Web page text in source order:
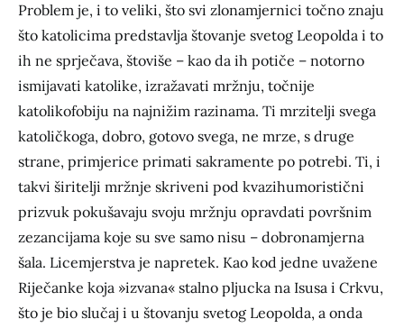
Problem je, i to veliki, što svi zlonamjernici točno znaju
što katolicima predstavlja štovanje svetog Leopolda i to
ih ne sprječava, štoviše – kao da ih potiče – notorno
ismijavati katolike, izražavati mržnju, točnije
katolikofobiju na najnižim razinama. Ti mrzitelji svega
katoličkoga, dobro, gotovo svega, ne mrze, s druge
strane, primjerice primati sakramente po potrebi. Ti, i
takvi širitelji mržnje skriveni pod kvazihumoristični
prizvuk pokušavaju svoju mržnju opravdati površnim
zezancijama koje su sve samo nisu – dobronamjerna
šala. Licemjerstva je napretek. Kao kod jedne uvažene
Riječanke koja »izvana« stalno pljucka na Isusa i Crkvu,
što je bio slučaj i u štovanju svetog Leopolda, a onda